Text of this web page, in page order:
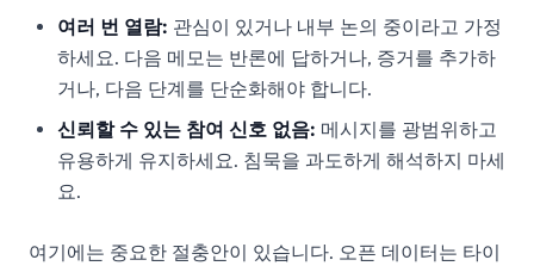
여러 번 열람: 관심이 있거나 내부 논의 중이라고 가정
하세요. 다음 메모는 반론에 답하거나, 증거를 추가하
거나, 다음 단계를 단순화해야 합니다.
신뢰할 수 있는 참여 신호 없음: 메시지를 광범위하고
유용하게 유지하세요. 침묵을 과도하게 해석하지 마세
요.
여기에는 중요한 절충안이 있습니다. 오픈 데이터는 타이